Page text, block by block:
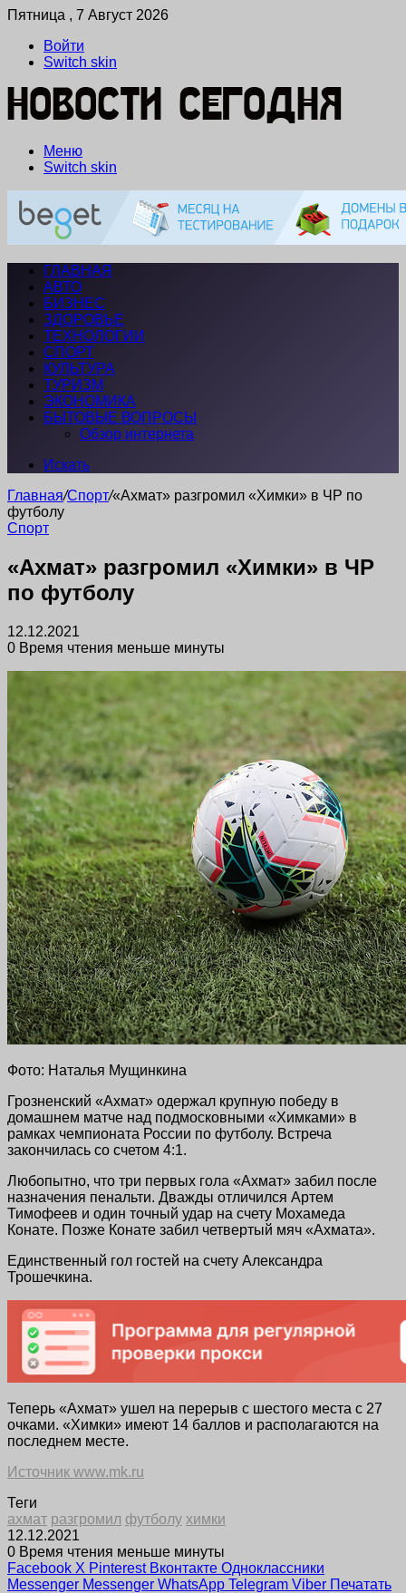
Пятница , 7 Август 2026
Войти
Switch skin
Меню
Switch skin
ГЛАВНАЯ
АВТО
БИЗНЕС
ЗДОРОВЬЕ
ТЕХНОЛОГИИ
СПОРТ
КУЛЬТУРА
ТУРИЗМ
ЭКОНОМИКА
БЫТОВЫЕ ВОПРОСЫ
Обзор интернета
Искать
Главная/Спорт/«Ахмат» разгромил «Химки» в ЧР по
футболу
Спорт
«Ахмат» разгромил «Химки» в ЧР
по футболу
12.12.2021
0 Время чтения меньше минуты
Фото: Наталья Мущинкина
Грозненский «Ахмат» одержал крупную победу в
домашнем матче над подмосковными «Химками» в
рамках чемпионата России по футболу. Встреча
закончилась со счетом 4:1.
Любопытно, что три первых гола «Ахмат» забил после
назначения пенальти. Дважды отличился Артем
Тимофеев и один точный удар на счету Мохамеда
Конате. Позже Конате забил четвертый мяч «Ахмата».
Единственный гол гостей на счету Александра
Трошечкина.
Теперь «Ахмат» ушел на перерыв с шестого места с 27
очками. «Химки» имеют 14 баллов и располагаются на
последнем месте.
Источник www.mk.ru
Теги
ахмат разгромил футболу химки
12.12.2021
0 Время чтения меньше минуты
Facebook X Pinterest Вконтакте Одноклассники
Messenger Messenger WhatsApp Telegram Viber Печатать